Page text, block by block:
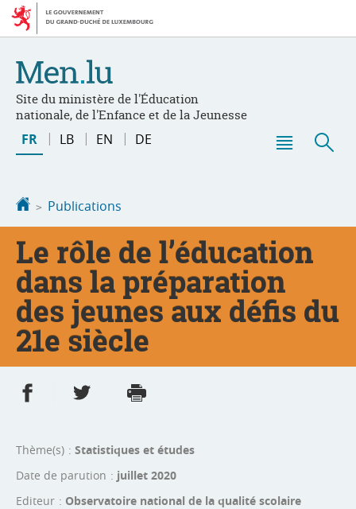
Aller
navigation
Aller
au
Site du ministère de l'Éducation
nationale, de l'Enfance et de la Jeunesse
Changer
de
FR LB EN DE
Accueil
Publications
Le rôle de l’éducation
dans la préparation
des jeunes aux défis du
21e siècle
Partager sur Facebook
Partager sur Twitter
Thème(s)
Statistiques et études
Date de parution
juillet 2020
Editeur
Observatoire national de la qualité scolaire